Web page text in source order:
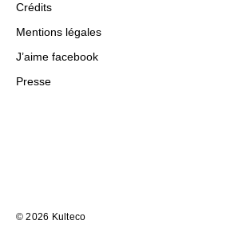
Crédits
Mentions légales
J’aime facebook
Presse
© 2026 Kulteco